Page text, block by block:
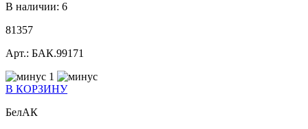
В наличии: 6
81357
Арт.: БАК.99171
1
В КОРЗИНУ
БелАК